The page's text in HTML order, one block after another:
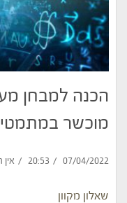
הכנה למבחן
מוכשר
07/04/2022
20:53 אין
שאלון מקוון